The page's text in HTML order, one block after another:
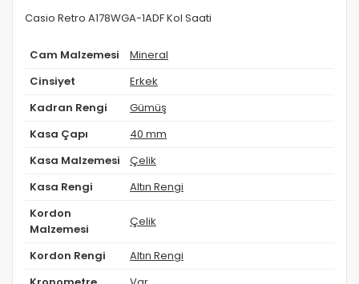
Casio Retro A178WGA-1ADF Kol Saati
Cam Malzemesi Mineral
Cinsiyet Erkek
Kadran Rengi Gümüş
Kasa Çapı 40 mm
Kasa Malzemesi Çelik
Kasa Rengi Altın Rengi
Kordon
Malzemesi
Çelik
Kordon Rengi Altın Rengi